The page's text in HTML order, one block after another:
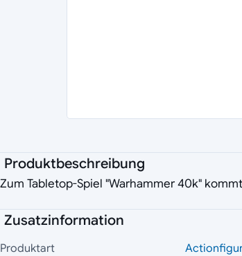
Produktbeschreibung
Zum Tabletop-Spiel "Warhammer 40k"
Zusatzinformation
Produktart